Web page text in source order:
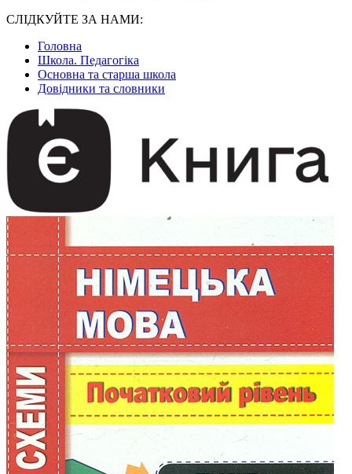
СЛІДКУЙТЕ ЗА НАМИ:
Головна
Школа. Педагогіка
Основна та старша школа
Довідники та словники